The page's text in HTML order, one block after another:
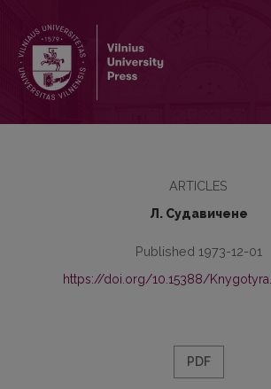
ARTICLES
Л. Судавичене
Published 1973-12-01
https://doi.org/10.15388/
PDF